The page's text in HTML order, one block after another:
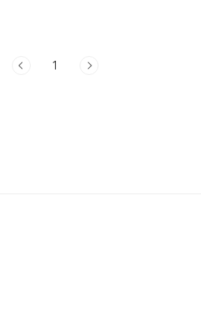
콘서트 예매하기) - 장범준 콘서트 매수제한
1